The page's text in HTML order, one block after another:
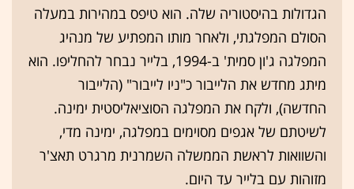
הגדולות בהיסטוריה שלה. הוא טיפס במהירות במעלה
הסולם המפלגתי, ולאחר מותו המפתיע של מנהיג
המפלגה ג'ון סמית' ב-1994, בלייר נבחר להחליפו. הוא
מיתג מחדש את הלייבור כ"ניו לייבור" (הלייבור
החדשה), ולקח את המפלגה הסוציאליסטית ימינה.
לשיטתם של אגפים מסוימים במפלגה, ימינה מדי,
והשוואות לראשת הממשלה השמרנית מרגרט תאצ'ר
מזוהות עם בלייר עד היום.